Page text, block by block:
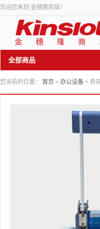
欢迎您来到 金穗隆商城！
全部商品
您当前的位置： 首页 > 办公设备 > 奇